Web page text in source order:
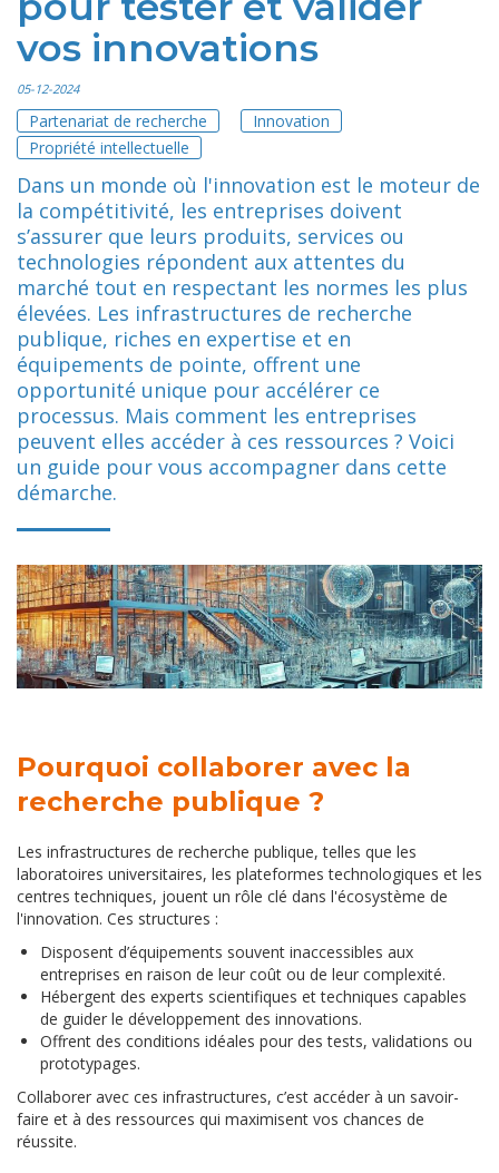
vos innovations
05-12-2024
Partenariat de recherche
Innovation
Propriété intellectuelle
Dans un monde où l'innovation est le moteur de
la compétitivité, les entreprises doivent
s’assurer que leurs produits, services ou
technologies répondent aux attentes du
marché tout en respectant les normes les plus
élevées. Les infrastructures de recherche
publique, riches en expertise et en
équipements de pointe, offrent une
opportunité unique pour accélérer ce
processus. Mais comment les entreprises
peuvent elles accéder à ces ressources ? Voici
un guide pour vous accompagner dans cette
démarche.
Pourquoi collaborer avec la
recherche publique ?
Les infrastructures de recherche publique, telles que les
laboratoires universitaires, les plateformes technologiques et les
centres techniques, jouent un rôle clé dans l'écosystème de
l'innovation. Ces structures :
Disposent d’équipements souvent inaccessibles aux
entreprises en raison de leur coût ou de leur complexité.
Hébergent des experts scientifiques et techniques capables
de guider le développement des innovations.
Offrent des conditions idéales pour des tests, validations ou
prototypages.
Collaborer avec ces infrastructures, c’est accéder à un savoir-
faire et à des ressources qui maximisent vos chances de
réussite.